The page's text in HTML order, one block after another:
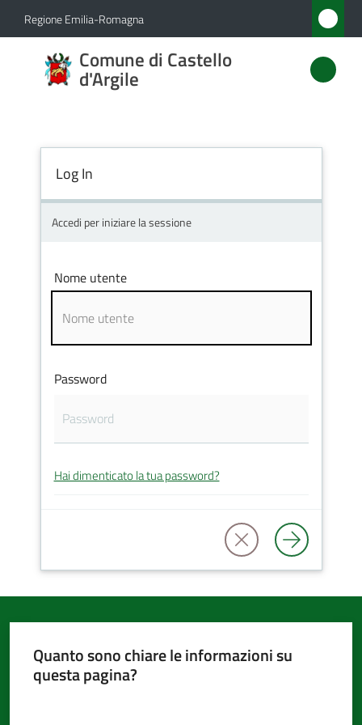
Vai al contenuto
Vai alla navigazione
Vai al footer
Regione Emilia-Romagna
Comune di Castello
d'Argile
Comune
di
Amministrazione
Servizi
Vivere
d'Argile
Amministrazione
argomenti...
Seguici
Log In
Accedi per iniziare la sessione
Nome utente
Password
Hai dimenticato la tua password?
Quanto sono chiare le informazioni su
questa pagina?